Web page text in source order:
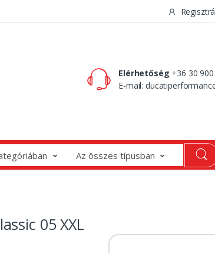
Elérhetőség +36 30
E-mail:
Az összes típusban
05 XXL